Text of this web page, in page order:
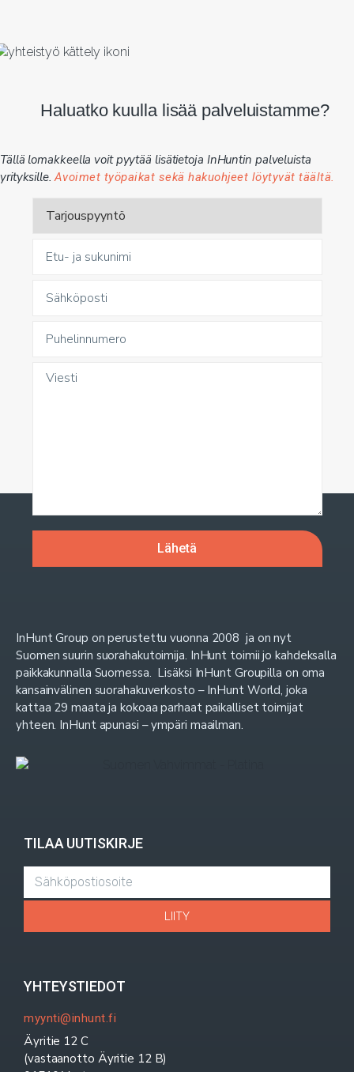
Haluatko kuulla lisää palveluistamme?
Tällä lomakkeella voit pyytää lisätietoja InHuntin palveluista
yrityksille.Avoimet työpaikat sekä hakuohjeet löytyvät täältä.
InHunt Group on perustettu vuonna 2008 ja on nyt
Suomen suurin suorahakutoimija. InHunt toimii jo kahdeksalla
paikkakunnalla Suomessa. Lisäksi InHunt Groupilla on oma
kansainvälinen suorahakuverkosto – InHunt World, joka
kattaa 29 maata ja kokoaa parhaat paikalliset toimijat
yhteen. InHunt apunasi – ympäri maailman.
TILAA UUTISKIRJE
LIITY
YHTEYSTIEDOT
myynti@inhunt.fi
Äyritie 12 C
(vastaanotto Äyritie 12 B)